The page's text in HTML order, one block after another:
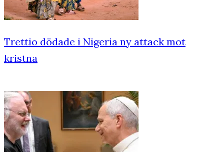
Trettio dödade i Nigeria ny attack mot
kristna